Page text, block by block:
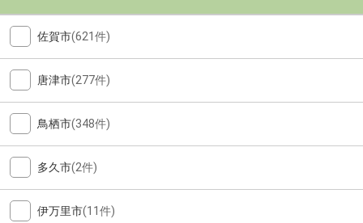
佐賀市(621件)
唐津市(277件)
鳥栖市(348件)
多久市(2件)
伊万里市(11件)